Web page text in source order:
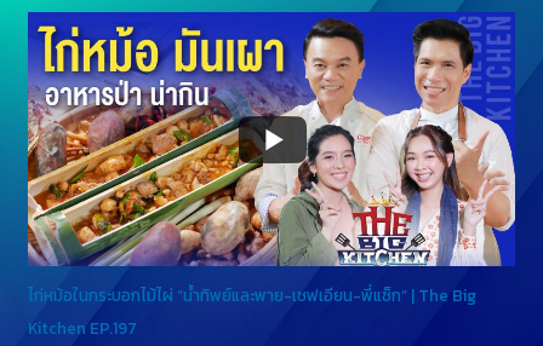
ไก่หม้อในกระบอกไม้ไผ่ “น้ำทิพย์และพาย-เชฟเอียน-พี่แซ็ก” | The Big
Kitchen EP.197